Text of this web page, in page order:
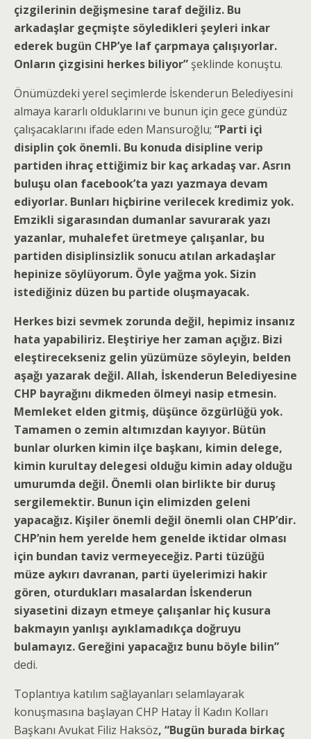
çizgilerinin değişmesine taraf değiliz. Bu
arkadaşlar geçmişte söyledikleri şeyleri inkar
ederek bugün CHP’ye laf çarpmaya çalışıyorlar.
Onların çizgisini herkes biliyor” şeklinde konuştu.
Önümüzdeki yerel seçimlerde İskenderun Belediyesini
almaya kararlı olduklarını ve bunun için gece gündüz
çalışacaklarını ifade eden Mansuroğlu; “Parti içi
disiplin çok önemli. Bu konuda disipline verip
partiden ihraç ettiğimiz bir kaç arkadaş var. Asrın
buluşu olan facebook’ta yazı yazmaya devam
ediyorlar. Bunları hiçbirine verilecek kredimiz yok.
Emzikli sigarasından dumanlar savurarak yazı
yazanlar, muhalefet üretmeye çalışanlar, bu
partiden disiplinsizlik sonucu atılan arkadaşlar
hepinize söylüyorum. Öyle yağma yok. Sizin
istediğiniz düzen bu partide oluşmayacak.
Herkes bizi sevmek zorunda değil, hepimiz insanız
hata yapabiliriz. Eleştiriye her zaman açığız. Bizi
eleştirecekseniz gelin yüzümüze söyleyin, belden
aşağı yazarak değil. Allah, İskenderun Belediyesine
CHP bayrağını dikmeden ölmeyi nasip etmesin.
Memleket elden gitmiş, düşünce özgürlüğü yok.
Tamamen o zemin altımızdan kayıyor. Bütün
bunlar olurken kimin ilçe başkanı, kimin delege,
kimin kurultay delegesi olduğu kimin aday olduğu
umurumda değil. Önemli olan birlikte bir duruş
sergilemektir. Bunun için elimizden geleni
yapacağız. Kişiler önemli değil önemli olan CHP’dir.
CHP’nin hem yerelde hem genelde iktidar olması
için bundan taviz vermeyeceğiz. Parti tüzüğü
müze aykırı davranan, parti üyelerimizi hakir
gören, oturdukları masalardan İskenderun
siyasetini dizayn etmeye çalışanlar hiç kusura
bakmayın yanlışı ayıklamadıkça doğruyu
bulamayız. Gereğini yapacağız bunu böyle bilin”
dedi.
Toplantıya katılım sağlayanları selamlayarak
konuşmasına başlayan CHP Hatay İl Kadın Kolları
Başkanı Avukat Filiz Haksöz, “Bugün burada birkaç